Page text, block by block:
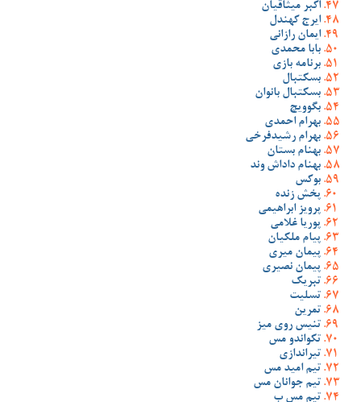
اکبر میثاقیان
ایرج کهندل
ایمان رازانی
بابا محمدی
برنامه بازی
بسکتبال
بسکتبال بانوان
بگوویچ
بهرام احمدی
بهرام رشیدفرخی
بهنام بستان
بهنام داداش وند
بوکس
پخش زنده
پرویز ابراهیمی
پوریا غلامی
پیام ملکیان
پیمان میری
پیمان نصیری
تبریک
تسلیت
تمرین
تنیس روی میز
تکواندو مس
تیراندازی
تیم امید مس
تیم جوانان مس
تیم مس ب